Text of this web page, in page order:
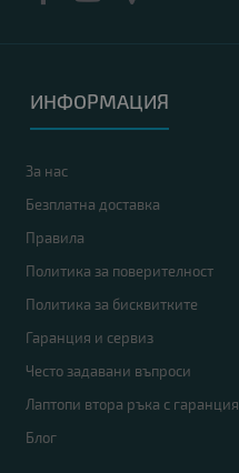
ИНФОРМАЦИЯ
За нас
Безплатна доставка
Правила
Политика за поверителност
Политика за бисквитките
Гаранция и сервиз
Често задавани въпроси
Лаптопи втора ръка с гаранция
Блог